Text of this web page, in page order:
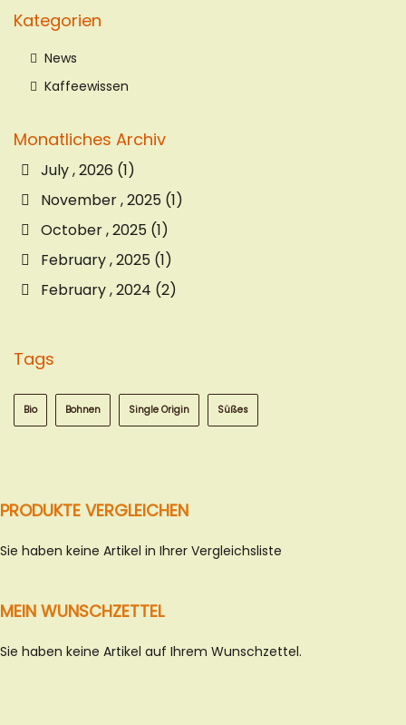
Kategorien
News
Kaffeewissen
Monatliches Archiv
July , 2026 (1)
November , 2025 (1)
October , 2025 (1)
February , 2025 (1)
February , 2024 (2)
Tags
Bio Bohnen Single Origin Süßes
PRODUKTE VERGLEICHEN
Sie haben keine Artikel in Ihrer Vergleichsliste
MEIN WUNSCHZETTEL
Sie haben keine Artikel auf Ihrem Wunschzettel.